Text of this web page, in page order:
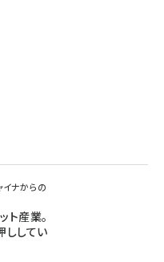
ナからの
ト産業。
ししてい